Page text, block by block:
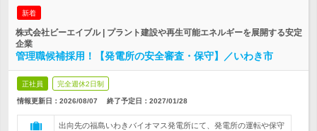
新着
株式会社ビーエイブル | プラント建設や再生可能エネルギーを展開する安定
企業
管理職候補採用！【発電所の安全審査・保守】／いわき市
正社員 完全週休2日制
情報更新日：2026/08/07 終了予定日： 2027/01/28
出向先の福島いわきバイオマス発電所にて、発電所の運転や保守